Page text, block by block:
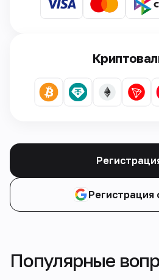
Регистрация
Популярные